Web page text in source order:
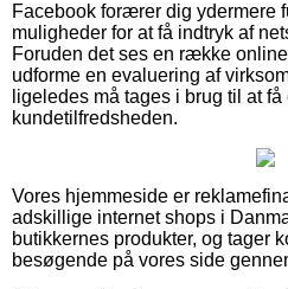
Facebook forærer dig ydermere
muligheder for at få indtryk af
Foruden det ses en række
udforme en evaluering af
ligeledes må tages i brug til at få
kundetilfredsheden.
Vores hjemmeside er
adskillige internet shops i
butikkernes produkter, og tager
besøgende på vores side